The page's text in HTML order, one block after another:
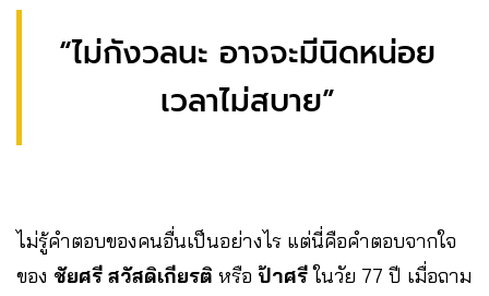
“ไม่กังวลนะ อาจจะมีนิดหน่อย
เวลาไม่สบาย”
ไม่รู้คำตอบของคนอื่นเป็นอย่างไร แต่นี่คือคำตอบจากใจ
ของ ชัยศรี สวัสดิเกียรติ หรือ ป้าศรีในวัย 77 ปี เมื่อถาม